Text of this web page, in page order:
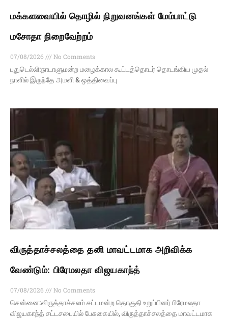
மக்களவையில் தொழில் நிறுவனங்கள் மேம்பாட்டு
மசோதா நிறைவேற்றம்
07/08/2026
No Comments
புதுடெல்லி:நாடாளுமன்ற மழைக்கால கூட்டத்தொடர் தொடங்கிய முதல்
நாளில் இருந்தே அமளி & ஒத்திவைப்பு
விருத்தாச்சலத்தை தனி மாவட்டமாக அறிவிக்க
வேண்டும்: பிரேமலதா விஜயகாந்த்
07/08/2026
No Comments
சென்னை:விருத்தாச்சலம் சட்டமன்ற தொகுதி உறுப்பினர் பிரேமலதா
விஜயகாந்த் சட்டசபையில் பேசுகையில், விருத்தாச்சலத்தை மாவட்டமாக